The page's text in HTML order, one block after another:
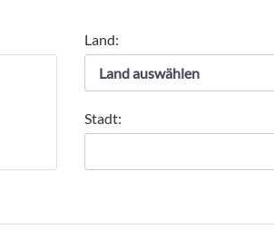
Land:
Stadt: